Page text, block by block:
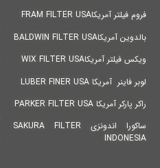
فروم فیلتر آمریکاFRAM FILTER USA
بالدوین آمریکاBALDWIN FILTER USA
ویکس فیلتر آمریکاWIX FILTER USA
لوبر فاینر آمریکا LUBER FINER USA
راکر پارکر آمریکا PARKER FILTER USA
ساکورا اندونزی SAKURA FILTER
INDONESIA